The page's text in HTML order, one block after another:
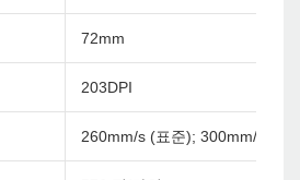
72mm
203DPI
260mm/s (표준); 300mm/s